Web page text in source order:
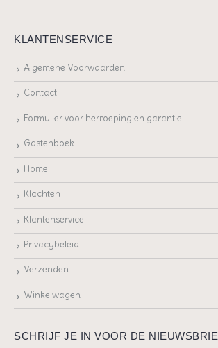
KLANTENSERVICE
Algemene Voorwaarden
Contact
Formulier voor herroeping en garantie
Gastenboek
Home
Klachten
Klantenservice
Privacybeleid
Verzenden
Winkelwagen
SCHRIJF JE IN VOOR DE